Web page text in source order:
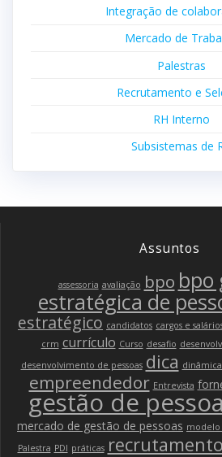
Integração de
Mercado de
Palestras
Recrutamento e
RH Interno
Subsistemas de
Assuntos
assessoria avaliação bpo bpo
estratégica de
estratégico candidatos cargos e
crm currículo Curso desafio
desenvolvimento de pessoas dica
empreendedor Entrevista
gestão de
mercado de gestão de pessoas modelo
Palestra PDI práticas